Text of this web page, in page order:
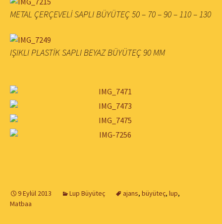
METAL ÇERÇEVELİ SAPLI BÜYÜTEÇ 50 – 70 – 90 – 110 – 130
IŞIKLI PLASTİK SAPLI BEYAZ BÜYÜTEÇ 90 MM
9 Eylül 2013 Lup Büyüteç ajans, büyüteç, lup,
Matbaa